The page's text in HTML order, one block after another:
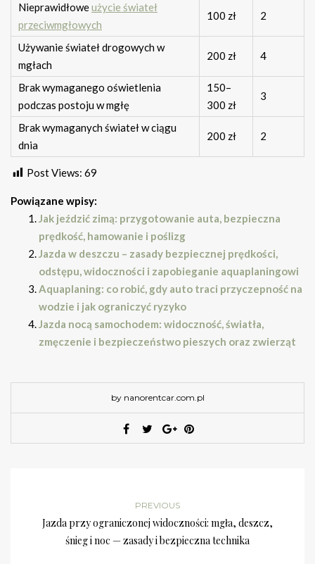
Nieprawidłoweużycie świateł
przeciwmgłowych
100 zł 2
Używanie świateł drogowych w
mgłach
200 zł 4
Brak wymaganego oświetlenia
podczas postoju w mgłę
150–
300 zł
3
Brak wymaganych świateł w ciągu
dnia
200 zł 2
Post Views: 69
Powiązane wpisy:
Jak jeździć zimą: przygotowanie auta, bezpieczna
prędkość, hamowanie i poślizg
Jazda w deszczu – zasady bezpiecznej prędkości,
odstępu, widoczności i zapobieganie aquaplaningowi
Aquaplaning: co robić, gdy auto traci przyczepność na
wodzie i jak ograniczyć ryzyko
Jazda nocą samochodem: widoczność, światła,
zmęczenie i bezpieczeństwo pieszych oraz zwierząt
by nanorentcar.com.pl
PREVIOUS
Jazda przy ograniczonej widoczności: mgła, deszcz,
śnieg i noc — zasady i bezpieczna technika